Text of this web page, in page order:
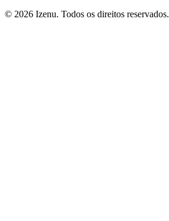
© 2026 Izenu. Todos os direitos reservados.